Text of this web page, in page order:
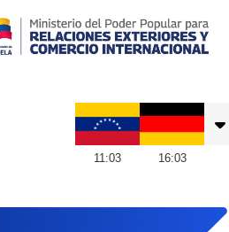
11 :03 16:03